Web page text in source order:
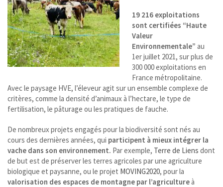
19 216 exploitations
sont certifiées “Haute
Valeur
Environnementale” au
1er juillet 2021, sur plus de
300 000 exploitations en
France métropolitaine.
Avec le paysage HVE, l’éleveur agit sur un ensemble complexe de
critères, comme la densité d’animaux à l’hectare, le type de
fertilisation, le pâturage ou les pratiques de fauche.
De nombreux projets engagés pour la biodiversité sont nés au
cours des dernières années, qui participent à mieux intégrer la
vache dans son environnement. Par exemple, Terre de Liens dont
de but est de préserver les terres agricoles par une agriculture
biologique et paysanne, ou le projet MOVING2020, pour la
valorisation des espaces de montagne par l’agricultureà